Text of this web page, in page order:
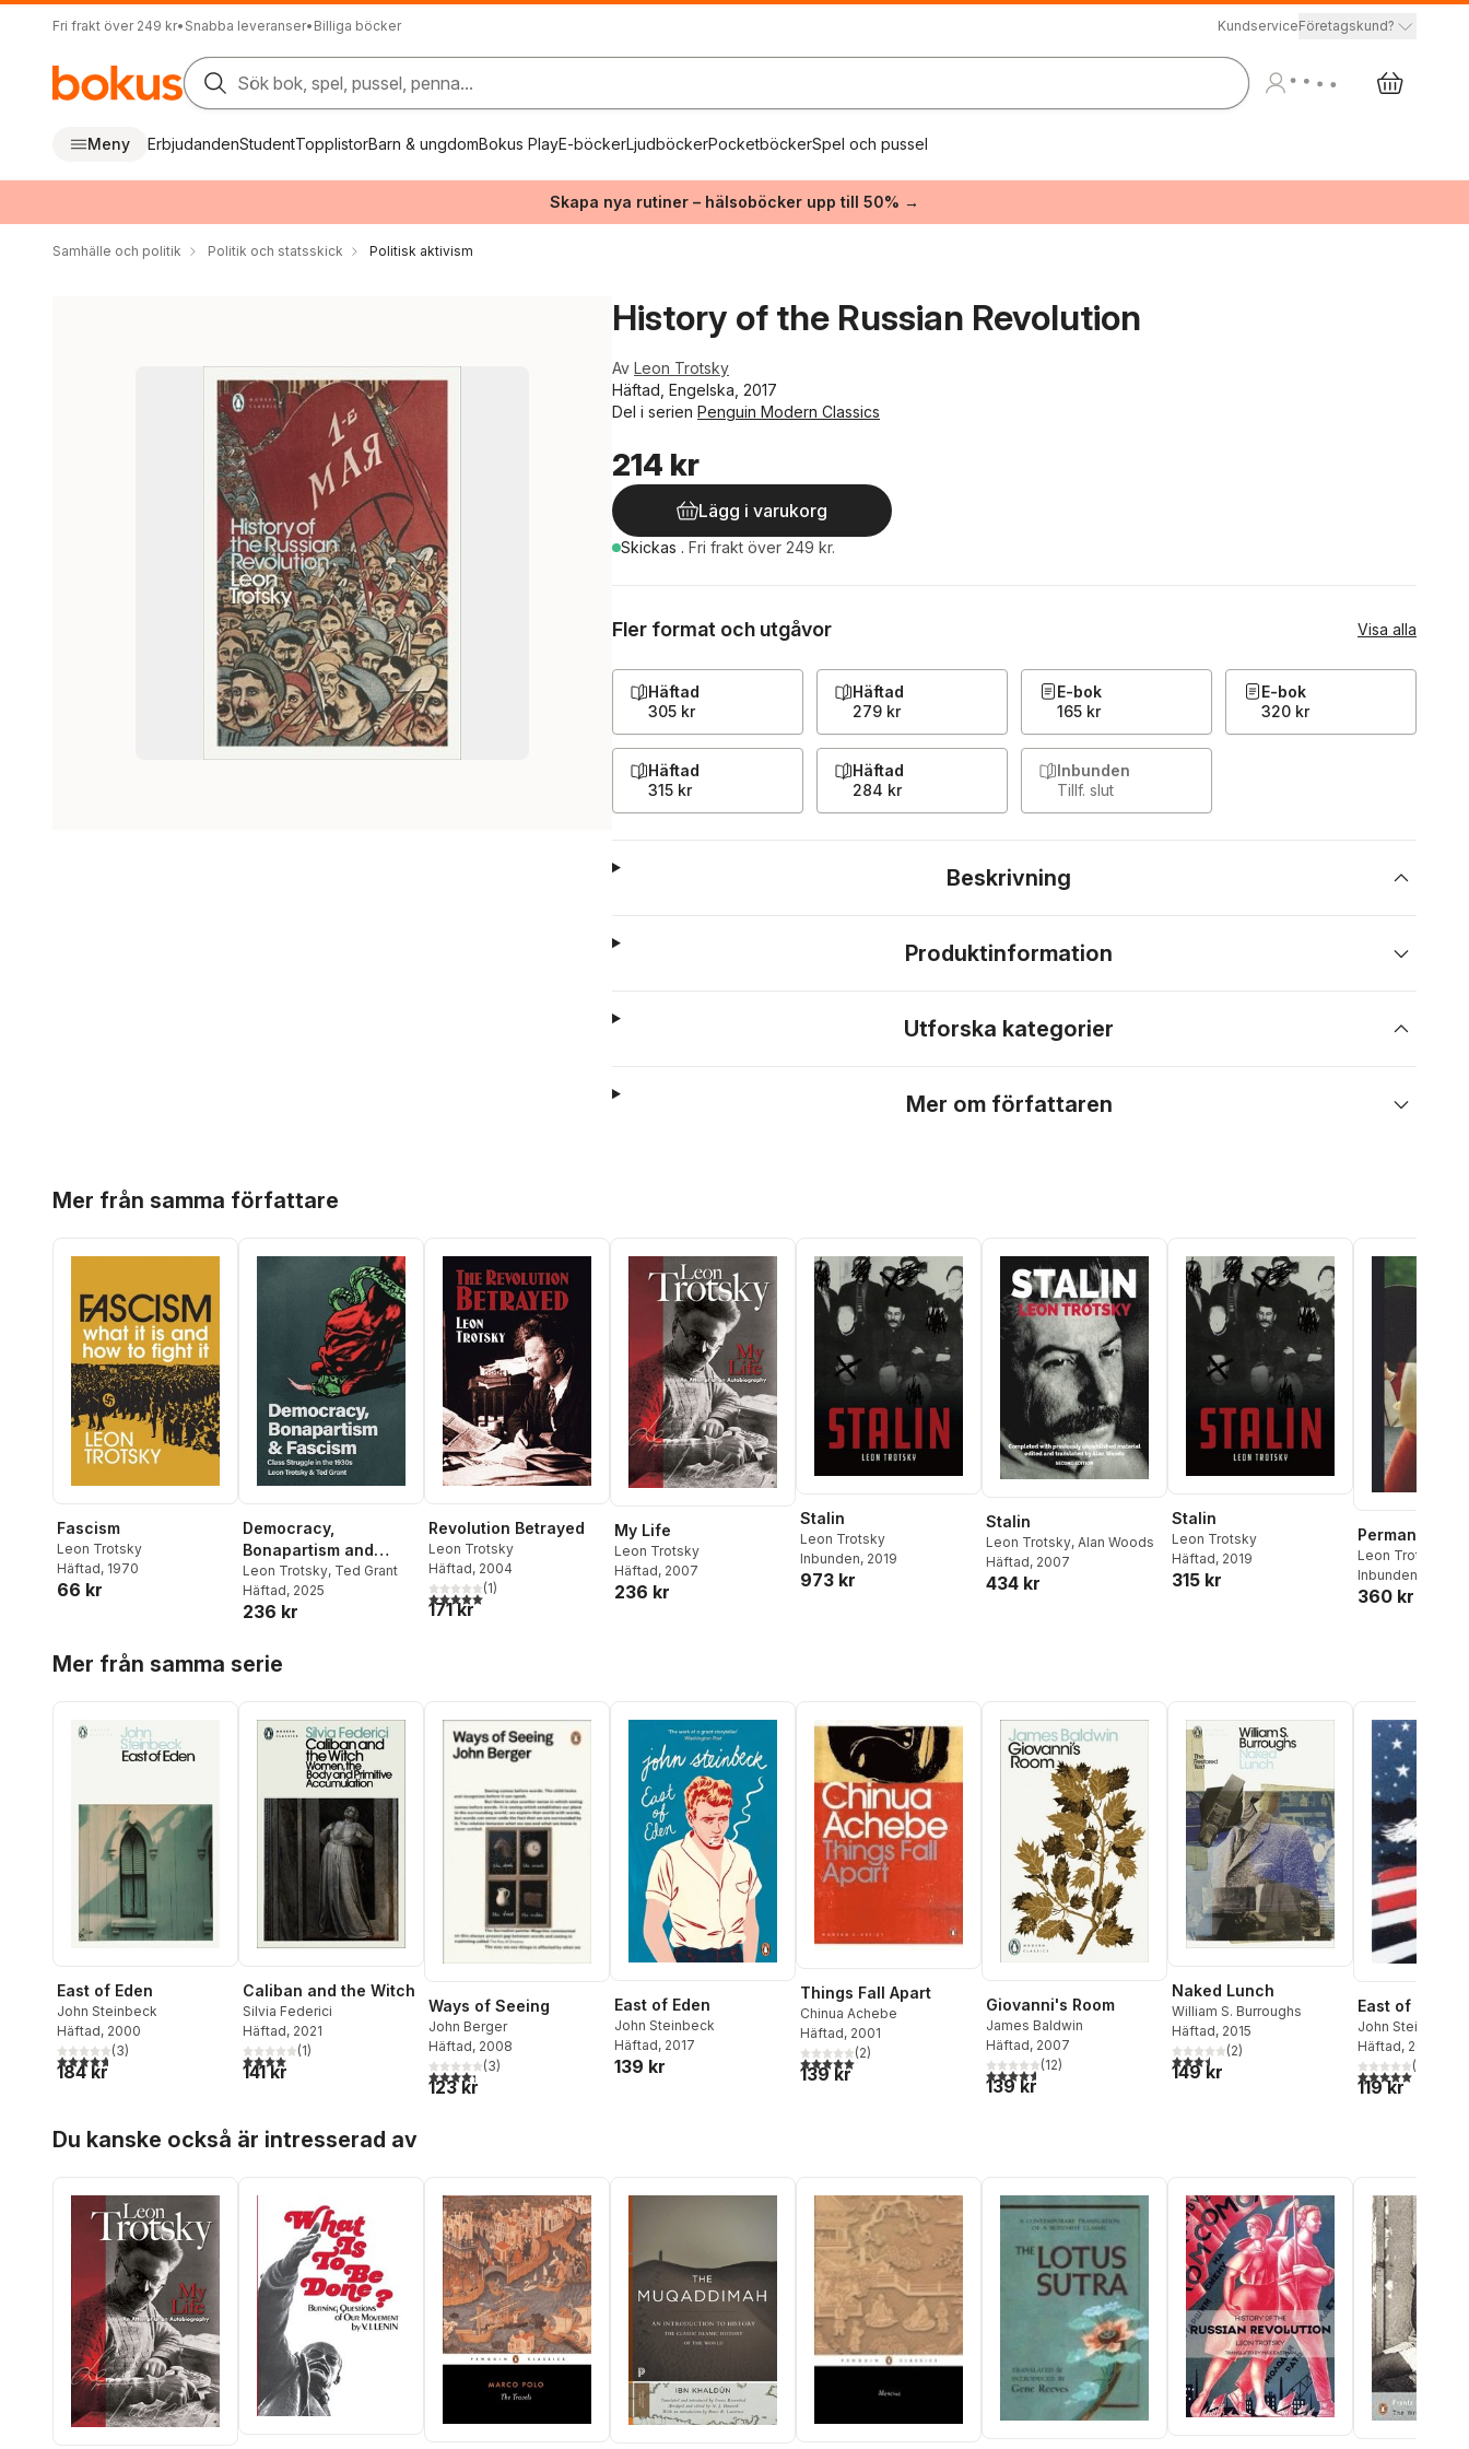
Fri frakt över 249 kr• Snabba leveranser• Billiga böcker KundserviceFöretagskund?
Sök bok, spel, pussel, penna...
Meny ErbjudandenStudentTopplistorBarn & ungdomBokus PlayE-böckerLjudböckerPocketböckerSpel och pussel
Skapa nya rutiner – hälsoböcker upp till 50% →
Samhälle och politik Politik och statsskick Politisk aktivism
History of the Russian Revolution
Av Leon Trotsky
Häftad, Engelska, 2017
Del i serien Penguin Modern Classics
214 kr
Lägg i varukorg
Skickas . Fri frakt över 249 kr.
Fler format och utgåvor Visa alla
Häftad
305 kr
Häftad
279 kr
E-bok
165 kr
E-bok
320 kr
Häftad
315 kr
Häftad
284 kr
Inbunden
Tillf. slut
Beskrivning
Produktinformation
Utforska kategorier
Mer om författaren
Mer från samma författare
Fascism
Leon Trotsky
Häftad, 1970
66 kr
Democracy,
Bonapartism and
Fascism
Leon Trotsky, Ted Grant
Häftad, 2025
236 kr
Revolution Betrayed
Leon Trotsky
Häftad, 2004
5,0utav 5 stjärnor. Totalt antal röster:
(1)
171 kr
My Life
Leon Trotsky
Häftad, 2007
236 kr
Stalin
Leon Trotsky
Inbunden, 2019
973 kr
Stalin
Leon Trotsky, Alan Woods
Häftad, 2007
434 kr
Stalin
Leon Trotsky
Häftad, 2019
315 kr
Permanent
Leon Trotsky
Inbunden
360 kr
Mer från samma serie
East of Eden
John Steinbeck
Häftad, 2000
4,7utav 5 stjärnor. Totalt antal röster:
(3)
184 kr
Caliban and the Witch
Silvia Federici
Häftad, 2021
4,0utav 5 stjärnor. Totalt antal röster:
(1)
141 kr
Ways of Seeing
John Berger
Häftad, 2008
4,3utav 5 stjärnor. Totalt antal röster:
(3)
123 kr
East of Eden
John Steinbeck
Häftad, 2017
139 kr
Things Fall Apart
Chinua Achebe
Häftad, 2001
5,0utav 5 stjärnor. Totalt antal röster:
(2)
139 kr
Giovanni's Room
James Baldwin
Häftad, 2007
4,6utav 5 stjärnor. Totalt antal röster:
(12)
139 kr
Naked Lunch
William S. Burroughs
Häftad, 2015
3,5utav 5 stjärnor. Totalt antal röster:
(2)
149 kr
East of Eden
John Steinbeck
Häftad, 2014
5,0utav 5(
119 kr
Du kanske också är intresserad av